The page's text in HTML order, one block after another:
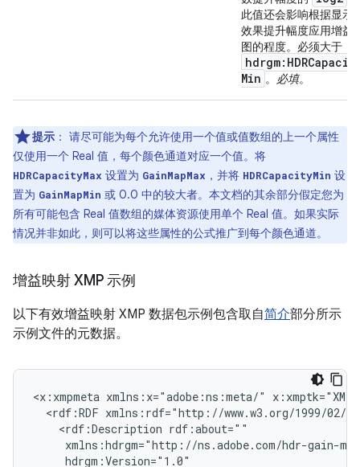
此值还会影响根据显示
效果提升幅度应用增益
图的程度。必须大于
Min 。 必填。
提示 ： 请尽可能为每个允许使用一个值或值数组的上一个属性
仅使用一个 Real 值，每个颜色通道对应一个值。将
HDRCapacityMax 设置为 GainMapMax ，并将 HDRCapacityMin 设
置为 GainMapMin 或 0.0 中的较大者。本文档的其余部分假定您为
所有可能包含 Real 值数组的媒体资源使用单个 Real 值。如果实际
情况并非如此，则可以将这些属性的公式推广到每个颜色通道。
增益映射 XMP 示例
以下有效增益映射 XMP 数据包示例包含取自简介部分所示
示例文件的元数据。
<x:xmpmeta xmlns:x="adobe:ns:meta/" x:xmptk="XMP
<rdf:RDF
<rdf:Description